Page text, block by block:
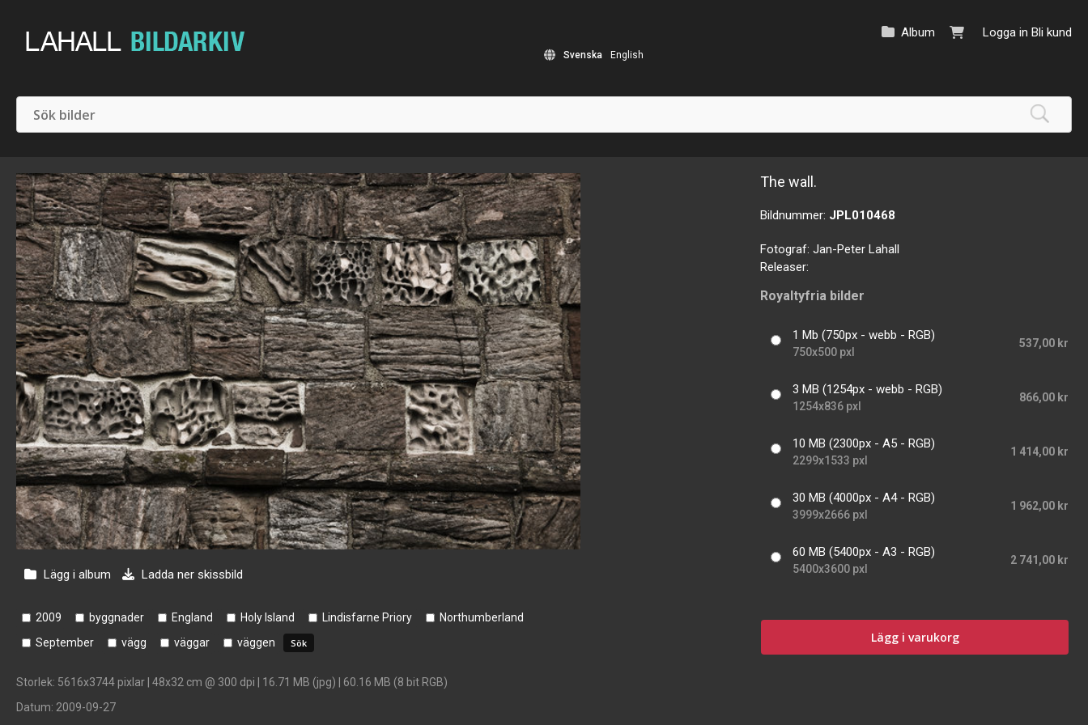
Logga in Bli kund
Album
Svenska English
Lägg i album Ladda ner skissbild
2009 byggnader England Holy Island Lindisfarne Priory
Northumberland
September
vägg väggar väggen
Storlek: 5616x3744 pixlar | 48x32 cm @ 300 dpi | 16.71 MB (jpg) | 60.16 MB (8 bit RGB)
Datum: 2009-09-27
The wall.
Bildnummer: JPL010468
Fotograf:Jan-Peter Lahall
Releaser:
Royaltyfria bilder
1 Mb (750px - webb - RGB)
750x500 pxl
537,00 kr
3 MB (1254px - webb - RGB)
1254x836 pxl
866,00 kr
10 MB (2300px - A5 - RGB)
2299x1533 pxl
1 414,00 kr
30 MB (4000px - A4 - RGB)
3999x2666 pxl
1 962,00 kr
60 MB (5400px - A3 - RGB)
5400x3600 pxl
2 741,00 kr
Lägg i varukorg